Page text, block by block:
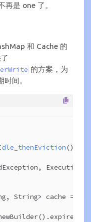
再是 one 了。
和 Cache 的
的方案，为
间。
()
String> cache =